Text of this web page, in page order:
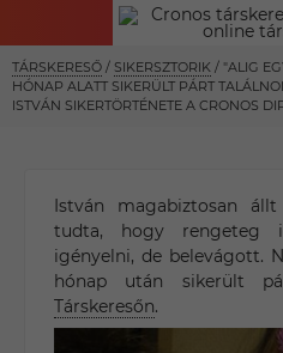
TÁRSKERESŐ / SIKERSZTORIK / "ALIG
HÓNAP ALATT SIKERÜLT PÁRT
ISTVÁN SIKERTÖRTÉNETE A CRONOS
István magabiztosan
tudta, hogy rengeteg
igényelni, de belevágott.
hónap után sikerült
Társkeresőn.